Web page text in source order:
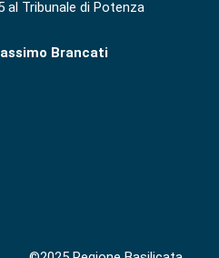
al Tribunale di Potenza
Brancati